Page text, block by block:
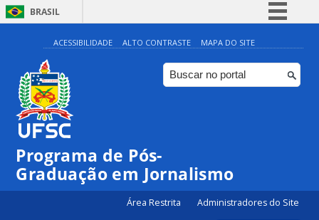
BRASIL
Simplifique!
Comunica BR
Participe
ACESSIBILIDADE ALTO CONTRASTE MAPA DO SITE
Programa de Pós-
Graduação em Jornalismo
Área Restrita Administradores do Site